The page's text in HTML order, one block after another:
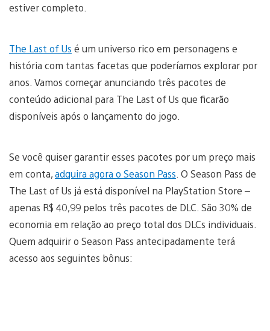
estiver completo.
The Last of Us é um universo rico em personagens e
história com tantas facetas que poderíamos explorar por
anos. Vamos começar anunciando três pacotes de
conteúdo adicional para The Last of Us que ficarão
disponíveis após o lançamento do jogo.
Se você quiser garantir esses pacotes por um preço mais
em conta,adquira agora o Season Pass . O Season Pass de
The Last of Us já está disponível na PlayStation Store –
apenas R$ 40,99 pelos três pacotes de DLC. São 30% de
economia em relação ao preço total dos DLCs individuais.
Quem adquirir o Season Pass antecipadamente terá
acesso aos seguintes bônus: